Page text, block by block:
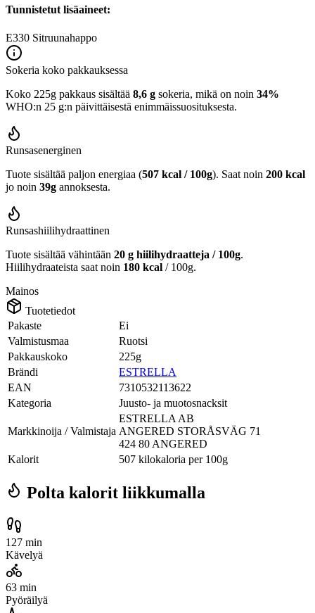
Tunnistetut lisäaineet:
E330 Sitruunahappo
Sokeria koko pakkauksessa
Koko 225g pakkaus sisältää 8,6 g sokeria, mikä on noin 34%
WHO:n 25 g:n päivittäisestä enimmäissuosituksesta.
Runsasenerginen
Tuote sisältää paljon energiaa (507 kcal / 100g). Saat noin 200 kcal
jo noin 39g annoksesta.
Runsashiilihydraattinen
Tuote sisältää vähintään 20 g hiilihydraatteja / 100g.
Hiilihydraateista saat noin 180 kcal / 100g.
Mainos
Tuotetiedot
Pakaste
Ei
Valmistusmaa
Ruotsi
Pakkauskoko
225g
Brändi
ESTRELLA
EAN
7310532113622
Kategoria
Juusto- ja muotosnacksit
Markkinoija / Valmistaja
ESTRELLA AB
ANGERED STORÅSVÄG 71
424 80 ANGERED
Kalorit
507 kilokaloria per 100g
Polta kalorit liikkumalla
127 min
Kävelyä
63 min
Pyöräilyä